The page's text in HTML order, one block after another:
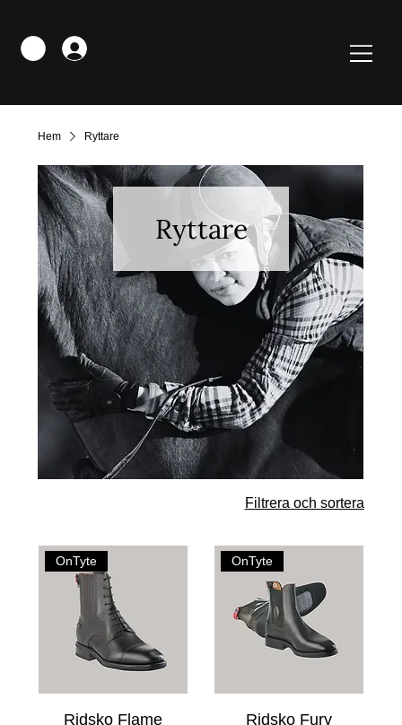
Hem Ryttare
Ryttare
Filtrera och sortera
OnTyte
Ridsko Flame
OnTyte
Ridsko Fury